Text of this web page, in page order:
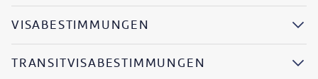
VISABESTIMMUNGEN
TRANSITVISABESTIMMUNGEN